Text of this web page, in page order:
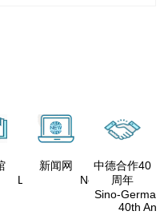
Library
新闻网
News
中德合作40
周年
Sino-German
40th